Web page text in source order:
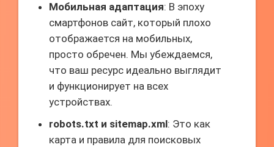
Мобильная адаптация: В эпоху
смартфонов сайт, который плохо
отображается на мобильных,
просто обречен. Мы убеждаемся,
что ваш ресурс идеально выглядит
и функционирует на всех
устройствах.
robots.txt и sitemap.xml: Это как
карта и правила для поисковых